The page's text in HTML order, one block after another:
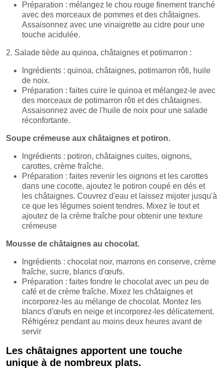
Préparation : mélangez le chou rouge finement tranché
avec des morceaux de pommes et des châtaignes.
Assaisonnez avec une vinaigrette au cidre pour une
touche acidulée.
2. Salade tiède au quinoa, châtaignes et potimarron :
Ingrédients : quinoa, châtaignes, potimarron rôti, huile
de noix.
Préparation : faites cuire le quinoa et mélangez-le avec
des morceaux de potimarron rôti et des châtaignes.
Assaisonnez avec de l'huile de noix pour une salade
réconfortante.
Soupe crémeuse aux châtaignes et potiron.
Ingrédients : potiron, châtaignes cuites, oignons,
carottes, crème fraîche.
Préparation : faites revenir les oignons et les carottes
dans une cocotte, ajoutez le potiron coupé en dés et
les châtaignes. Couvrez d'eau et laissez mijoter jusqu'à
ce que les légumes soient tendres. Mixez le tout et
ajoutez de la crème fraîche pour obtenir une texture
crémeuse
Mousse de châtaignes au chocolat.
Ingrédients : chocolat noir, marrons en conserve, crème
fraîche, sucre, blancs d'œufs.
Préparation : faites fondre le chocolat avec un peu de
café et de crème fraîche. Mixez les châtaignes et
incorporez-les au mélange de chocolat. Montez les
blancs d'œufs en neige et incorporez-les délicatement.
Réfrigérez pendant au moins deux heures avant de
servir
Les châtaignes apportent une touche
unique à de nombreux plats.